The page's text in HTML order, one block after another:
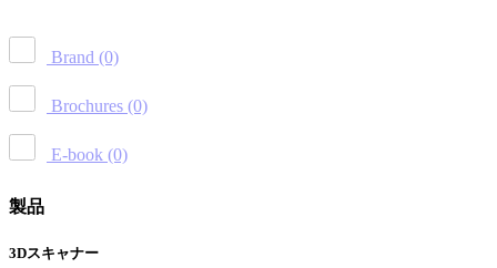
Brand (0)
Brochures (0)
E-book (0)
製品
3Dスキャナー